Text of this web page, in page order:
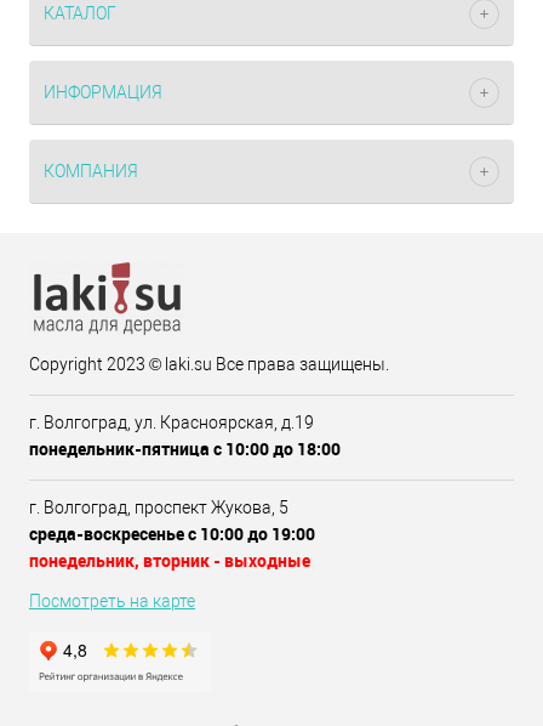
КАТАЛОГ
ИНФОРМАЦИЯ
КОМПАНИЯ
Copyright 2023 © laki.su Все права защищены.
г. Волгоград, ул. Красноярская, д.19
понедельник-пятница с 10:00 до 18:00
г. Волгоград, проспект Жукова, 5
среда-воскресенье с 10:00 до 19:00
понедельник, вторник - выходные
Посмотреть на карте